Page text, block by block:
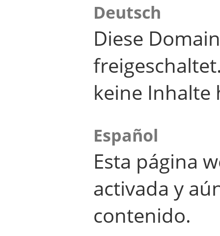
Deutsch
Diese
keine Inhalte
Español
Esta página
activada y
contenido.